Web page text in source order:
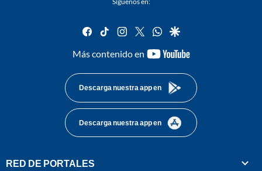
facebook
tiktok instagram
twitterwhatsapp
google
Más contenido en
youtube-
Descarga nuestra app en
Descarga nuestra app en
RED DE PORTALES